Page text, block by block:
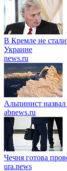
В Кремле не
Украине
news.ru
Альпинист
abnews.ru
Чечня готова
ura.news